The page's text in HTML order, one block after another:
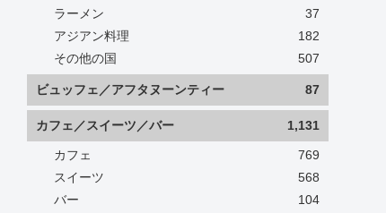
ラーメン
37
アジアン料理
182
その他の国
507
ビュッフェ／アフタヌーンティー 87
カフェ／スイーツ／バー 1,131
カフェ
769
スイーツ
568
バー
104